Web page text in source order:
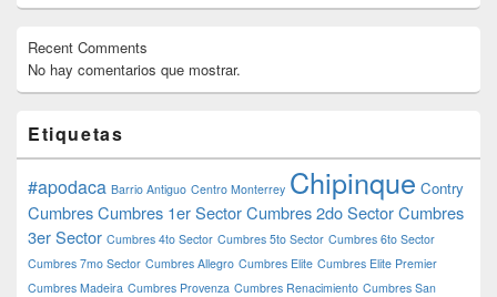
Recent Comments
No hay comentarios que mostrar.
Etiquetas
#apodaca Barrio Antiguo Centro Monterrey Chipinque Contry
CumbresCumbres 1er SectorCumbres 2do SectorCumbres
3er Sector Cumbres 4to Sector Cumbres 5to Sector Cumbres 6to Sector
Cumbres 7mo Sector Cumbres Allegro Cumbres Elite Cumbres Elite Premier
Cumbres Madeira Cumbres Provenza Cumbres Renacimiento Cumbres San